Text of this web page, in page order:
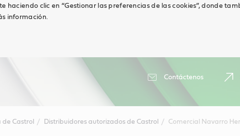
haciendo clic en “Gestionar las preferencias de las cookies”, donde
información.
Contáctenos
de Castrol Distribuidores autorizados de Castrol Comercial Navarro